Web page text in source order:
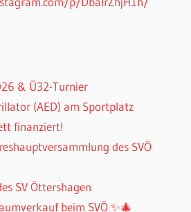
& Ü32-Turnier
(AED) am Sportplatz
finanziert!
des SVÖ
SV Öttershagen
beim SVÖ ✨🎄